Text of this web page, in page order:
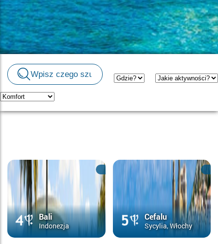
Bali
Indonezja
Cefalu
Sycylia, Włochy